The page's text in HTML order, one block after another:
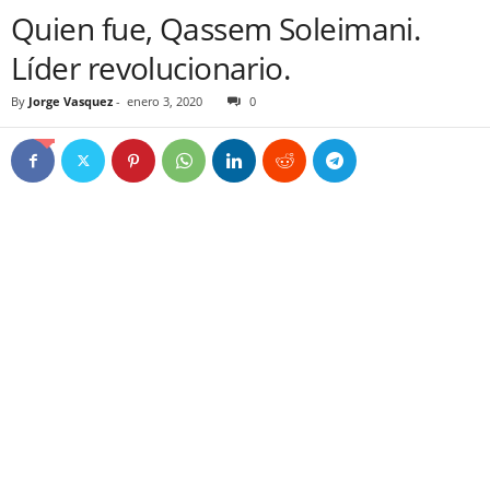
Quien fue, Qassem Soleimani.
Líder revolucionario.
By Jorge Vasquez - enero 3, 2020 0